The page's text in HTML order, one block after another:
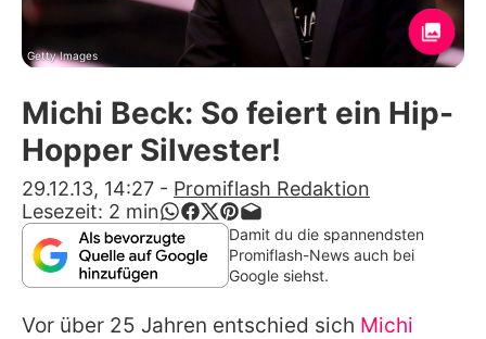
Familie & Liebe
Promiflash Exklusiv
Alle Themen auf Promiflash
App runterladen
Team
Redaktionelle Richtlinien
Getty Images
Michi Beck: So feiert ein Hip-
Hopper Silvester!
29.12.13, 14:27 - Promiflash Redaktion
Lesezeit: 2 min
Damit du die spannendsten
Promiflash-News auch bei
Google siehst.
Vor über 25 Jahren entschied sich Michi